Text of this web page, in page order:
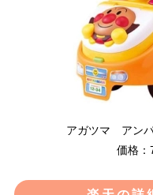
アガツマ アン
価格：